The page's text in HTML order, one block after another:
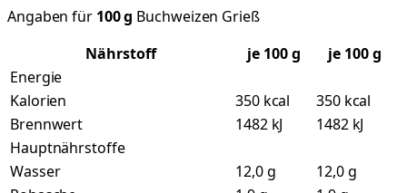
Angaben für 100g Buchweizen Grieß
Nährstoff
je 100g
je 100 g
Energie
Kalorien
350 kcal
350 kcal
Brennwert
1482 kJ
1482 kJ
Hauptnährstoffe
Wasser
12,0 g
12,0 g